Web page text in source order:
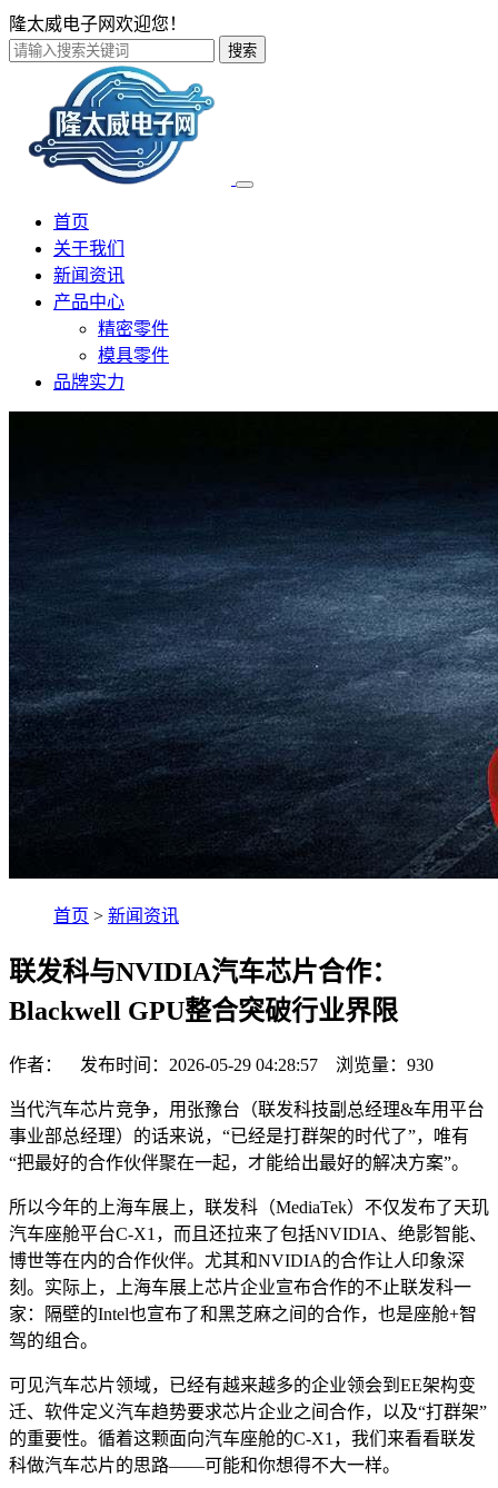
隆太威电子网欢迎您！
搜索
首页
关于我们
新闻资讯
产品中心
精密零件
模具零件
品牌实力
首页 > 新闻资讯
联发科与NVIDIA汽车芯片合作：
Blackwell GPU整合突破行业界限
作者： 发布时间：2026-05-29 04:28:57 浏览量： 930
当代汽车芯片竞争，用张豫台（联发科技副总经理&车用平台
事业部总经理）的话来说，“已经是打群架的时代了”，唯有
“把最好的合作伙伴聚在一起，才能给出最好的解决方案”。
所以今年的上海车展上，联发科（MediaTek）不仅发布了天玑
汽车座舱平台C-X1，而且还拉来了包括NVIDIA、绝影智能、
博世等在内的合作伙伴。尤其和NVIDIA的合作让人印象深
刻。实际上，上海车展上芯片企业宣布合作的不止联发科一
家：隔壁的Intel也宣布了和黑芝麻之间的合作，也是座舱+智
驾的组合。
可见汽车芯片领域，已经有越来越多的企业领会到EE架构变
迁、软件定义汽车趋势要求芯片企业之间合作，以及“打群架”
的重要性。循着这颗面向汽车座舱的C-X1，我们来看看联发
科做汽车芯片的思路——可能和你想得不大一样。